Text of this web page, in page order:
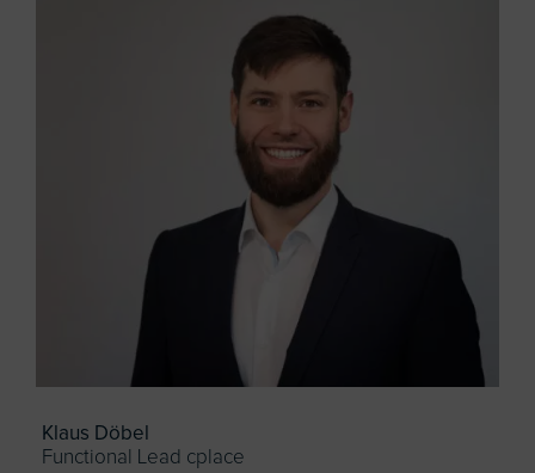
Klaus Döbel
Functional Lead cplace